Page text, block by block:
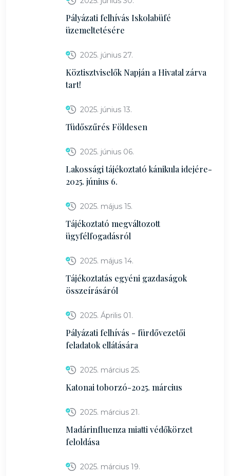
Pályázati felhívás Iskolabüfé
üzemeltetésére
2025. június 27.
Köztisztviselők Napján a Hivatal zárva
tart!
2025. június 13.
Tüdőszűrés Földesen
2025. június 06.
Lakossági tájékoztató kánikula idejére-
2025. június 6.
2025. május 15.
Tájékoztató megváltozott
ügyfélfogadásról
2025. május 14.
Tájékoztatás egyéni gazdaságok
összeírásáról
2025. Április 01.
Pályázati felhívás - fürdővezetői
feladatok ellátására
2025. március 25.
Katonai toborzó-2025. március
2025. március 21.
Madárinfluenza miatti védőkörzet
feloldása
2025. március 19.